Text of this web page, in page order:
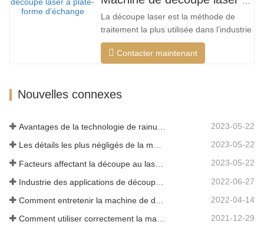
constamment enrichis, et la qualité des
produits fabriqués par les grandes…
La découpe laser est la méthode de
traitement la plus utilisée dans l’industrie
du traitement au laser. Le faisceau
invisible remplace le couteau mécanique
d'une vitesse de coupe rapide, non
Contacter maintenant
Nouvelles connexes
2023-05-22
Les détails les plus négligés de la machine de découpe laser à fibre 2023-05-22
2023-05-22
2022-06-27
2022-04-14
Comment utiliser correctement la machine de découpe laser? 2021-12-29